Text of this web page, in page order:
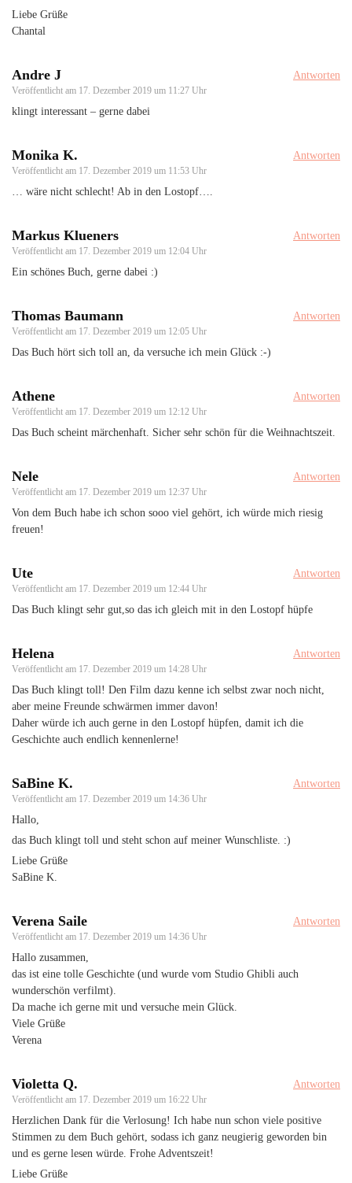
Liebe Grüße
Chantal
Andre J
Veröffentlicht am 17. Dezember 2019 um 11:27 Uhr
Antworten
klingt interessant – gerne dabei
Monika K.
Veröffentlicht am 17. Dezember 2019 um 11:53 Uhr
Antworten
… wäre nicht schlecht! Ab in den Lostopf….
Markus Klueners
Veröffentlicht am 17. Dezember 2019 um 12:04 Uhr
Antworten
Ein schönes Buch, gerne dabei :)
Thomas Baumann
Veröffentlicht am 17. Dezember 2019 um 12:05 Uhr
Antworten
Das Buch hört sich toll an, da versuche ich mein Glück :-)
Athene
Veröffentlicht am 17. Dezember 2019 um 12:12 Uhr
Antworten
Das Buch scheint märchenhaft. Sicher sehr schön für die Weihnachtszeit.
Nele
Veröffentlicht am 17. Dezember 2019 um 12:37 Uhr
Antworten
Von dem Buch habe ich schon sooo viel gehört, ich würde mich riesig
freuen!
Ute
Veröffentlicht am 17. Dezember 2019 um 12:44 Uhr
Antworten
Das Buch klingt sehr gut,so das ich gleich mit in den Lostopf hüpfe
Helena
Veröffentlicht am 17. Dezember 2019 um 14:28 Uhr
Antworten
Das Buch klingt toll! Den Film dazu kenne ich selbst zwar noch nicht,
aber meine Freunde schwärmen immer davon!
Daher würde ich auch gerne in den Lostopf hüpfen, damit ich die
Geschichte auch endlich kennenlerne!
SaBine K.
Veröffentlicht am 17. Dezember 2019 um 14:36 Uhr
Antworten
Hallo,
das Buch klingt toll und steht schon auf meiner Wunschliste. :)
Liebe Grüße
SaBine K.
Verena Saile
Veröffentlicht am 17. Dezember 2019 um 14:36 Uhr
Antworten
Hallo zusammen,
das ist eine tolle Geschichte (und wurde vom Studio Ghibli auch
wunderschön verfilmt).
Da mache ich gerne mit und versuche mein Glück.
Viele Grüße
Verena
Violetta Q.
Veröffentlicht am 17. Dezember 2019 um 16:22 Uhr
Antworten
Herzlichen Dank für die Verlosung! Ich habe nun schon viele positive
Stimmen zu dem Buch gehört, sodass ich ganz neugierig geworden bin
und es gerne lesen würde. Frohe Adventszeit!
Liebe Grüße